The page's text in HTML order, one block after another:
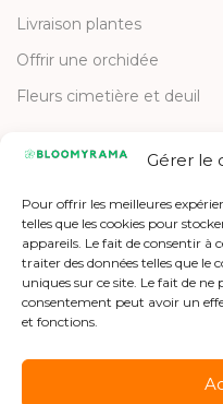
Gérer le
Pour offrir les meilleures
telles que les cookies pour
appareils. Le fait de consentir à
traiter des données telles que
uniques sur ce site. Le fait de
consentement peut avoir un
et fonctions.
Livraison plantes
Offrir une orchidée
Fleurs cimetière et deuil
Contactez-nous
Etre référencé
Offres d'emploi